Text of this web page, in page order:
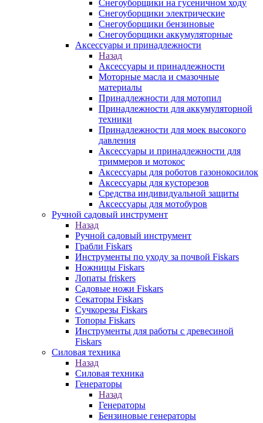
Снегоуборщики на гусеничном ходу
Снегоуборщики электрические
Снегоуборщики бензиновые
Снегоуборщики аккумуляторные
Аксессуары и принадлежности
Назад
Аксессуары и принадлежности
Моторные масла и смазочные
материалы
Принадлежности для мотопил
Принадлежности для аккумуляторной
техники
Принадлежности для моек высокого
давления
Аксессуары и принадлежности для
триммеров и мотокос
Аксессуары для роботов газонокосилок
Аксессуары для кусторезов
Средства индивидуальной защиты
Аксессуары для мотобуров
Ручной садовый инструмент
Назад
Ручной садовый инструмент
Грабли Fiskars
Инструменты по уходу за почвой Fiskars
Ножницы Fiskars
Лопаты friskers
Садовые ножи Fiskars
Секаторы Fiskars
Сучкорезы Fiskars
Топоры Fiskars
Инструменты для работы с древесиной
Fiskars
Силовая техника
Назад
Силовая техника
Генераторы
Назад
Генераторы
Бензиновые генераторы